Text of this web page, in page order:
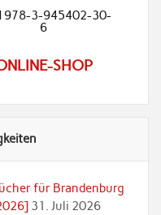
978-3-945402-30-
6
SHOP
für Brandenburg
31. Juli 2026